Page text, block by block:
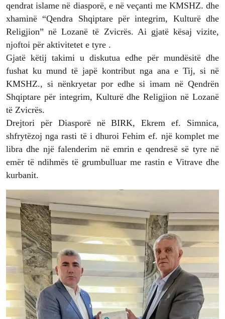
qendrat islame në diasporë, e në veçanti me KMSHZ. dhe
xhaminë “Qendra Shqiptare për integrim, Kulturë dhe
Religjion” në Lozanë të Zvicrës. Ai gjatë kësaj vizite,
njoftoi për aktivitetet e tyre .
Gjatë këtij takimi u diskutua edhe për mundësitë dhe
fushat ku mund të japë kontribut nga ana e Tij, si në
KMSHZ., si nënkryetar por edhe si imam në Qendrën
Shqiptare për integrim, Kulturë dhe Religjion në Lozanë
të Zvicrës.
Drejtori për Diasporë në BIRK, Ekrem ef. Simnica,
shfrytëzoj nga rasti të i dhuroi Fehim ef. një komplet me
libra dhe një falenderim në emrin e qendresë së tyre në
emër të ndihmës të grumbulluar me rastin e Vitrave dhe
kurbanit.